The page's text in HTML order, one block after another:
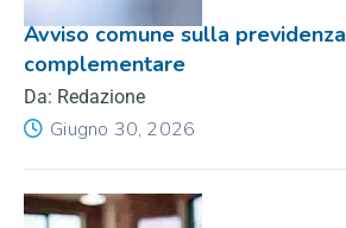
Avviso comune sulla previdenza
complementare
Da: Redazione
Giugno 30, 2026